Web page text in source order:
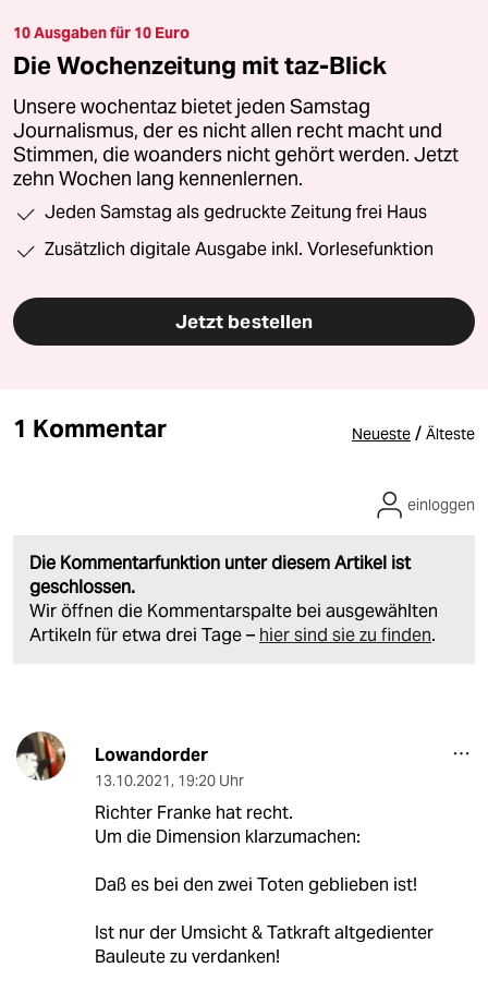
10 Ausgaben für 10 Euro
Die Wochenzeitung mit taz-Blick
Unsere wochentaz bietet jeden Samstag
Journalismus, der es nicht allen recht macht und
Stimmen, die woanders nicht gehört werden. Jetzt
zehn Wochen lang kennenlernen.
Jeden Samstag als gedruckte Zeitung frei Haus
Zusätzlich digitale Ausgabe inkl. Vorlesefunktion
Jetzt bestellen
1 Kommentar Neueste / Älteste
Die Kommentarfunktion unter diesem Artikel ist
geschlossen.
Wir öffnen die Kommentarspalte bei ausgewählten
Artikeln für etwa drei Tage – hier sind sie zu finden.
einloggen
Lowandorder
13.10.2021, 19:20 Uhr
Richter Franke hat recht.
Um die Dimension klarzumachen:
Daß es bei den zwei Toten geblieben ist!
Ist nur der Umsicht & Tatkraft altgedienter
Bauleute zu verdanken!